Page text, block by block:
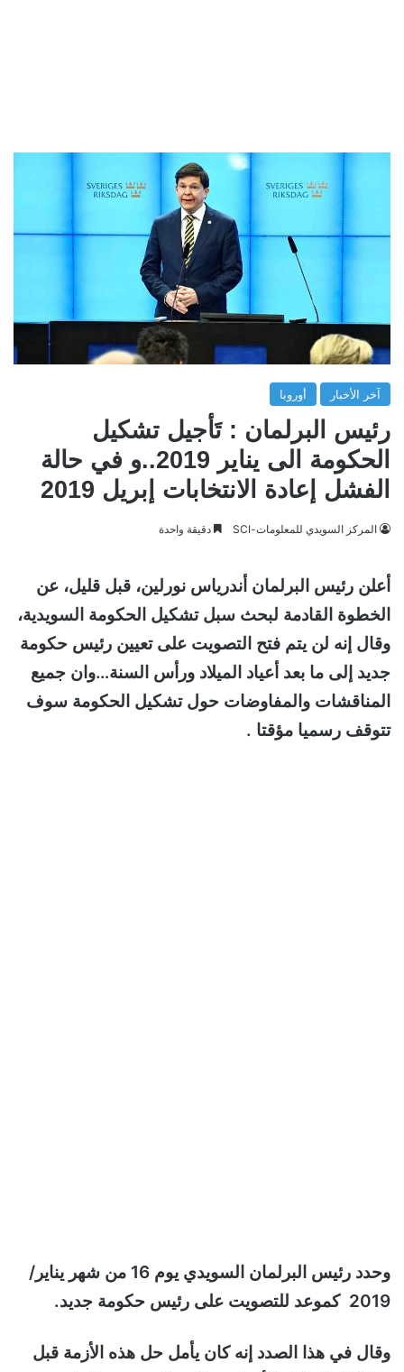
آخر الأخبار أوروبا
رئيس البرلمان : تَأجيل تشكيل
الحكومة الى يناير 2019..و في حالة
الفشل إعادة الانتخابات إبريل 2019
المركز السويدي للمعلومات-SCI دقيقة واحدة
أعلن رئيس البرلمان أندرياس نورلين، قبل قليل، عن
الخطوة القادمة لبحث سبل تشكيل الحكومة السويدية،
وقال إنه لن يتم فتح التصويت على تعيين رئيس حكومة
جديد إلى ما بعد أعياد الميلاد ورأس السنة…وان جميع
المناقشات والمفاوضات حول تشكيل الحكومة سوف
تتوقف رسميا مؤقتا .
وحدد رئيس البرلمان السويدي يوم 16 من شهر يناير/
2019 كموعد للتصويت على رئيس حكومة جديد.
وقال في هذا الصدد إنه كان يأمل حل هذه الأزمة قبل